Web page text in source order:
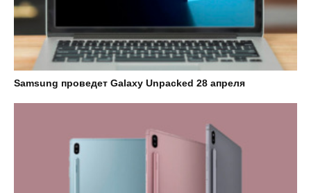
Samsung проведет Galaxy Unpacked 28 апреля